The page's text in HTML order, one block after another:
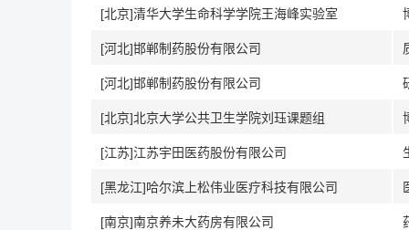
[北京]清华大学生命科学学院王海峰实验室
[河北]邯郸制药股份有限公司
[河北]邯郸制药股份有限公司
[北京]北京大学公共卫生学院刘珏课题组
[江苏]江苏宇田医药股份有限公司
[黑龙江]哈尔滨上松伟业医疗科技有限公司
[南京]南京养未大药房有限公司